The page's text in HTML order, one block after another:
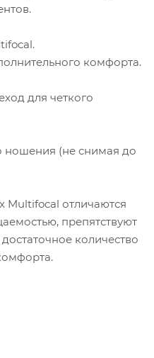
комфорта.
для четкого
ношения (не снимая до
Multifocal отличаются
препятствуют
количество